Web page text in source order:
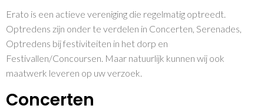
Erato is een actieve vereniging die regelmatig optreedt.
Optredens zijn onder te verdelen in Concerten, Serenades,
Optredens bij festiviteiten in het dorp en
Festivallen/Concoursen. Maar natuurlijk kunnen wij ook
maatwerk leveren op uw verzoek.
Concerten